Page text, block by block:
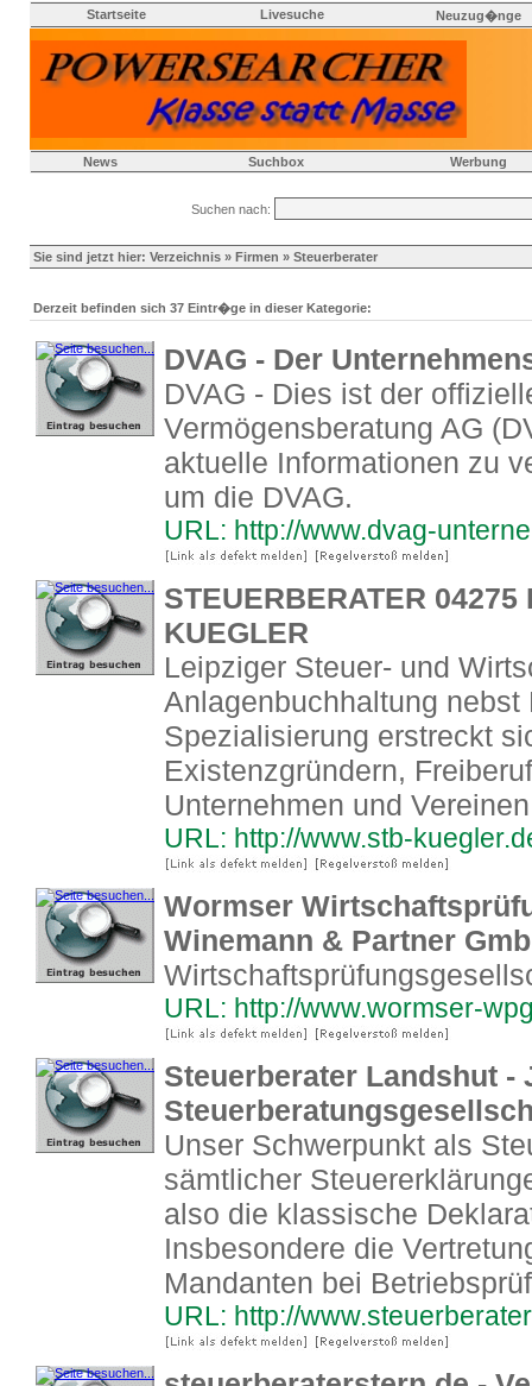
Startseite Livesuche Neuzug�nge
News Suchbox Werbung
Suchen nach:
Sie sind jetzt hier: Verzeichnis » Firmen » Steuerberater
Derzeit befinden sich 37 Eintr�ge in dieser Kategorie:
DVAG - Der
DVAG - Dies ist der
Vermögensberatung AG
aktuelle Informationen zu
um die DVAG.
URL: http://www.dvag-
STEUERBERATER
KUEGLER
Leipziger Steuer- und
Anlagenbuchhaltung
Spezialisierung erstreckt
Existenzgründern,
Unternehmen und
URL: http://www.stb-
Wormser
Winemann & Partner
URL: http://www.wormser-
Steuerberater Landshut -
Unser Schwerpunkt als
sämtlicher
also die klassische
Insbesondere die
Mandanten bei
URL: http://